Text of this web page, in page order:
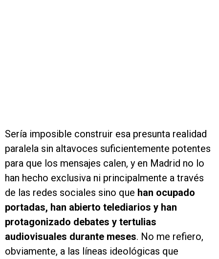
Sería imposible construir esa presunta realidad
paralela sin altavoces suficientemente potentes
para que los mensajes calen, y en Madrid no lo
han hecho exclusiva ni principalmente a través
de las redes sociales sino que han ocupado
portadas, han abierto telediarios y han
protagonizado debates y tertulias
audiovisuales durante meses. No me refiero,
obviamente, a las líneas ideológicas que